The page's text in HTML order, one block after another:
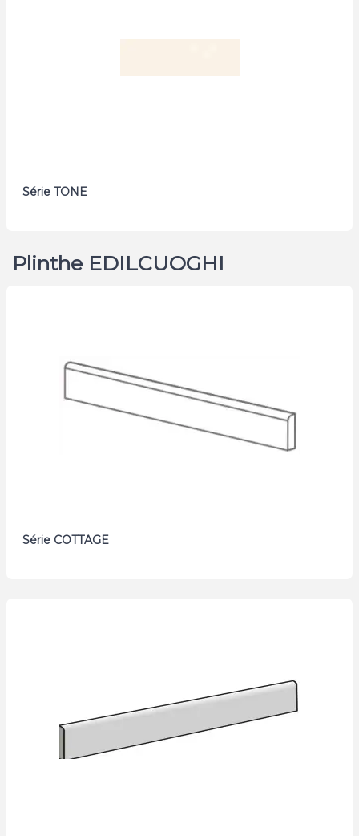
Série TONE
Plinthe EDILCUOGHI
Série COTTAGE